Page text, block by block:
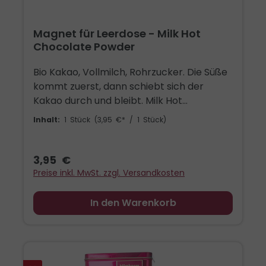
Magnet für Leerdose - Milk Hot
Chocolate Powder
Bio Kakao, Vollmilch, Rohrzucker. Die Süße
kommt zuerst, dann schiebt sich der
Kakao durch und bleibt. Milk Hot
Chocolate Powder ist die Sorte, bei der
Milch oder Milchalternative, umrühren. Der
Magnet zeigt diese Sorte in Burgundy und
Bio Siegel. Er passt auf die Blömboom
Leerdose als Kennzeichnung und haftet
Ecken, im Farbton der Dose. Hinter dem
Inhalt: 1 Stück (3,95 €* / 1 Stück)
3,95 €
Preise inkl. MwSt. zzgl. Versandkosten
In den Warenkorb